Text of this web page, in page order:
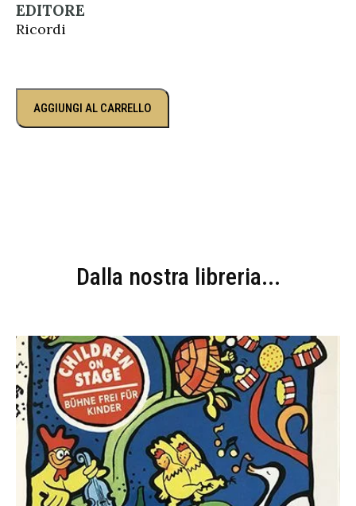
EDITORE
Ricordi
AGGIUNGI AL CARRELLO
Dalla nostra libreria...